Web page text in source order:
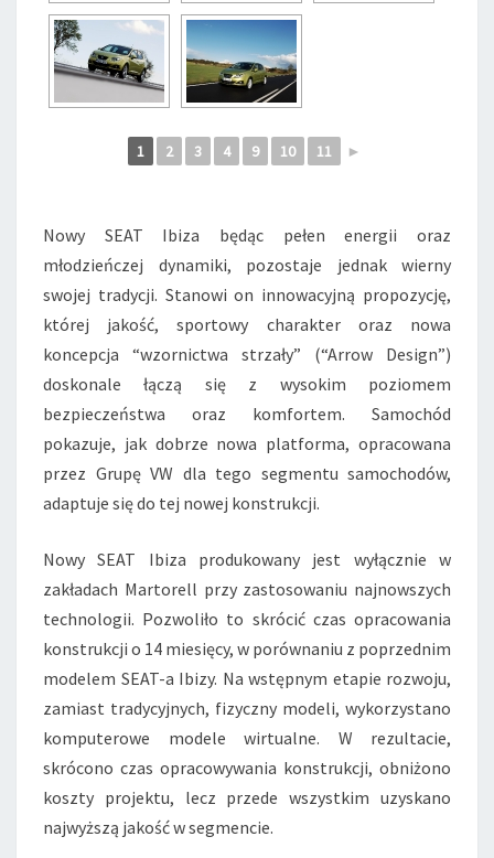
1 2 3 4 9 10 11 ►
Nowy SEAT Ibiza będąc pełen energii oraz
młodzieńczej dynamiki, pozostaje jednak wierny
swojej tradycji. Stanowi on innowacyjną propozycję,
której jakość, sportowy charakter oraz nowa
koncepcja “wzornictwa strzały” (“Arrow Design”)
doskonale łączą się z wysokim poziomem
bezpieczeństwa oraz komfortem. Samochód
pokazuje, jak dobrze nowa platforma, opracowana
przez Grupę VW dla tego segmentu samochodów,
adaptuje się do tej nowej konstrukcji.
Nowy SEAT Ibiza produkowany jest wyłącznie w
zakładach Martorell przy zastosowaniu najnowszych
technologii. Pozwoliło to skrócić czas opracowania
konstrukcji o 14 miesięcy, w porównaniu z poprzednim
modelem SEAT-a Ibizy. Na wstępnym etapie rozwoju,
zamiast tradycyjnych, fizyczny modeli, wykorzystano
komputerowe modele wirtualne. W rezultacie,
skrócono czas opracowywania konstrukcji, obniżono
koszty projektu, lecz przede wszystkim uzyskano
najwyższą jakość w segmencie.